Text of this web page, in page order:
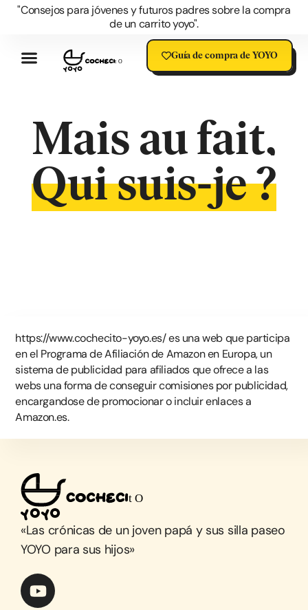
"Consejos para jóvenes y futuros padres sobre la compra
de un carrito yoyo".
Guía de compra de YOYO
Mais au fait,
Qui suis-je ?
https://www.cochecito-yoyo.es/ es una web que participa
en el Programa de Afiliación de Amazon en Europa, un
sistema de publicidad para afiliados que ofrece a las
webs una forma de conseguir comisiones por publicidad,
encargandose de promocionar o incluir enlaces a
Amazon.es.
«Las crónicas de un joven papá y sus silla paseo
YOYO para sus hijos»